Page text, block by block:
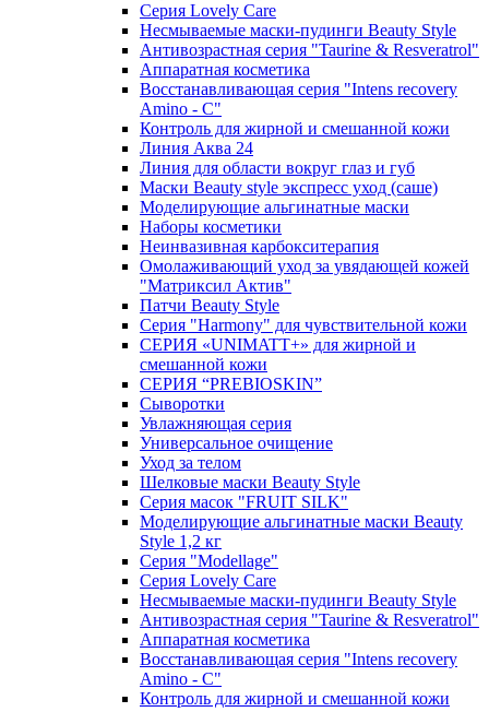
Cерия Lovely Care
Несмываемые маски-пудинги Beauty Style
Антивозрастная серия "Taurine & Resveratrol"
Аппаратная косметика
Восстанавливающая серия "Intens recovery
Amino - C"
Контроль для жирной и смешанной кожи
Линия Аква 24
Линия для области вокруг глаз и губ
Маски Beauty style экспресс уход (саше)
Моделирующие альгинатные маски
Наборы косметики
Неинвазивная карбокситерапия
Омолаживающий уход за увядающей кожей
"Матриксил Актив"
Патчи Beauty Style
Серия "Harmony" для чувствительной кожи
СЕРИЯ «UNIMATT+» для жирной и
смешанной кожи
СЕРИЯ “PREBIOSKIN”
Сыворотки
Увлажняющая серия
Универсальное очищение
Уход за телом
Шелковые маски Beauty Style
Серия масок "FRUIT SILK"
Моделирующие альгинатные маски Beauty
Style 1,2 кг
Серия "Modellage"
Cерия Lovely Care
Несмываемые маски-пудинги Beauty Style
Антивозрастная серия "Taurine & Resveratrol"
Аппаратная косметика
Восстанавливающая серия "Intens recovery
Amino - C"
Контроль для жирной и смешанной кожи